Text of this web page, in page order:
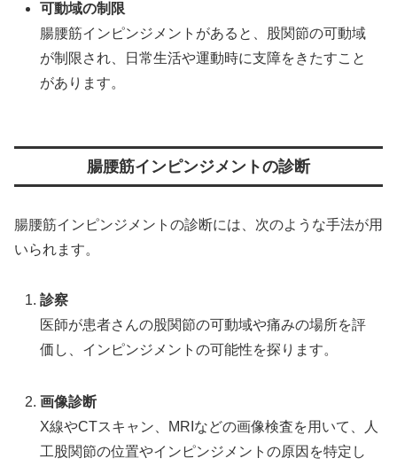
可動域の制限
腸腰筋インピンジメントがあると、股関節の可動域
が制限され、日常生活や運動時に支障をきたすこと
があります。
腸腰筋インピンジメントの診断
腸腰筋インピンジメントの診断には、次のような手法が用
いられます。
診察
医師が患者さんの股関節の可動域や痛みの場所を評
価し、インピンジメントの可能性を探ります。
画像診断
X線やCTスキャン、MRIなどの画像検査を用いて、人
工股関節の位置やインピンジメントの原因を特定し